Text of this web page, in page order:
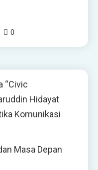
0
“Civic
Hidayat
Komunikasi
Masa Depan